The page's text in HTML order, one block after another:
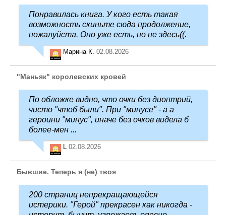
Понравилась книга. У кого есть такая
возможность скиньте сюда продолжение,
пожалуйста. Оно уже есть, но не здесь((.
Марина К. 02.08.2026
"Маньяк" королевских кровей
По обложке видно, что очки без диоптрий,
чисто "чтоб были". При "минусе" - а а
героини "минус", иначе без очков видела б
более-мен ...
L 02.08.2026
Бывшие. Теперь я (не) твоя
200 страниц непрекращающейся
истерики. "Герой" прекрасен как никогда -